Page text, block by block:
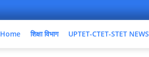
Home शिक्षा विभाग UPTET-CTET-STET NEWS